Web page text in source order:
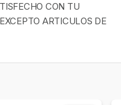
CON TU
ARTICULOS DE